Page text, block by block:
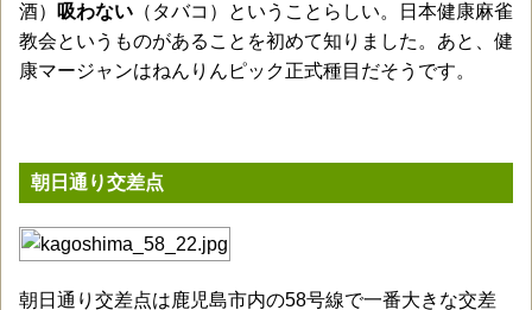
酒）
吸わない （タバコ）ということらしい。日本健康麻雀
教会というものがあることを初めて知りました。あと、健
康マージャンはねんりんピック正式種目だそうです。
朝日通り交差点
朝日通り交差点は鹿児島市内の58号線で一番大きな交差